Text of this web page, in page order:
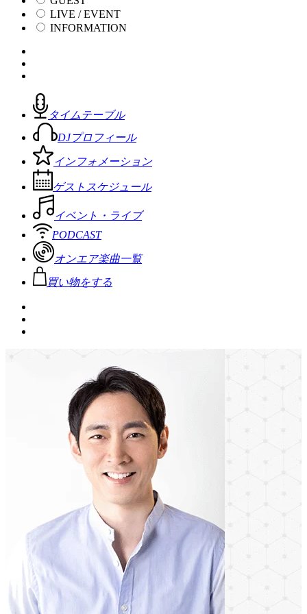
LIVE / EVENT
INFORMATION
タイムテーブル
DJプロフィール
インフォメーション
ゲストスケジュール
イベント・ライブ
PODCAST
オンエア楽曲一覧
買い物をする